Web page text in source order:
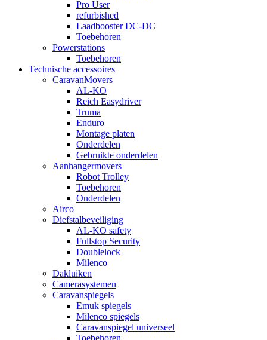
Pro User
refurbished
Laadbooster DC-DC
Toebehoren
Powerstations
Toebehoren
Technische accessoires
CaravanMovers
AL-KO
Reich Easydriver
Truma
Enduro
Montage platen
Onderdelen
Gebruikte onderdelen
Aanhangermovers
Robot Trolley
Toebehoren
Onderdelen
Airco
Diefstalbeveiliging
AL-KO safety
Fullstop Security
Doublelock
Milenco
Dakluiken
Camerasystemen
Caravanspiegels
Emuk spiegels
Milenco spiegels
Caravanspiegel universeel
Toebehoren